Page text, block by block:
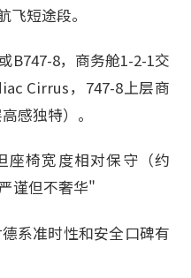
短途段。
B747-8，商务舱1-2-1交
Cirrus，747-8上层商
感独特）。
座椅宽度相对保守（约
谨但不奢华"
系准时性和安全口碑有